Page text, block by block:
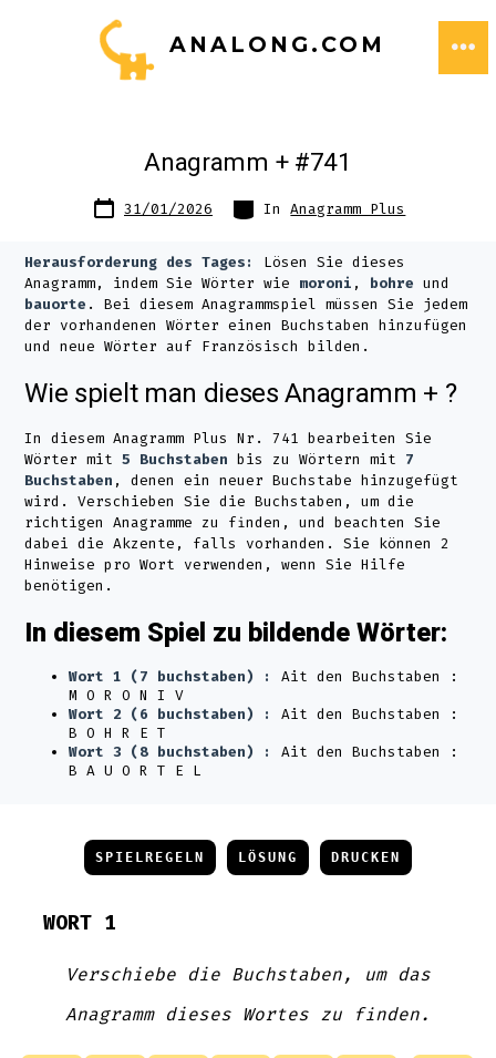
ANALONG.COM
Anagramm + #741
Datum
des 31/01/2026 Kategorien
InAnagramm Plus
Herausforderung des Tages:
Lösen Sie dieses
Anagramm, indem Sie Wörter wie moroni , bohre und
bauorte . Bei diesem Anagrammspiel müssen Sie jedem
der vorhandenen Wörter einen Buchstaben hinzufügen
und neue Wörter auf Französisch bilden.
Wie spielt man dieses Anagramm + ?
In diesem Anagramm Plus Nr. 741 bearbeiten Sie
Wörter mit5 Buchstaben bis zu Wörtern mit 7
Buchstaben , denen ein neuer Buchstabe hinzugefügt
wird. Verschieben Sie die Buchstaben, um die
richtigen Anagramme zu finden, und beachten Sie
dabei die Akzente, falls vorhanden. Sie können 2
Hinweise pro Wort verwenden, wenn Sie Hilfe
benötigen.
In diesem Spiel zu bildende Wörter:
Wort 1 (7 buchstaben) :
Ait den Buchstaben :
M O R O N I V
Wort 2 (6 buchstaben) :
Ait den Buchstaben :
B O H R E T
Wort 3 (8 buchstaben) :
Ait den Buchstaben :
B A U O R T E L
SPIELREGELN LÖSUNG DRUCKEN
WORT 1
Verschiebe die Buchstaben, um das
Anagramm dieses Wortes zu finden.